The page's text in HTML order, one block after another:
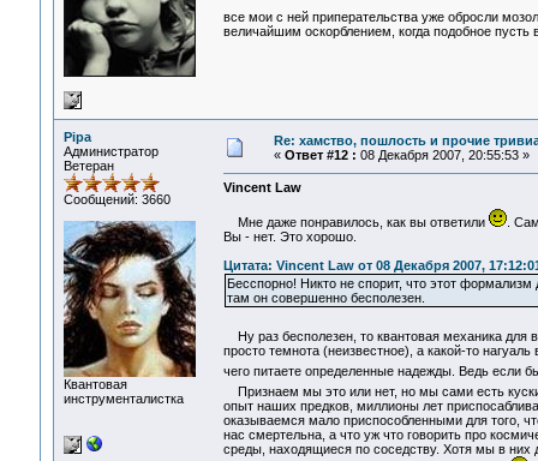
все мои с ней приперательства уже обросли
величайшим оскорблением, когда подобное пусть
Pipa
Администратор
Ветеран
Сообщений: 3660
Квантовая
инструменталистка
Re: хамство, пошлость и прочие
« Ответ #12 : 08 Декабря 2007, 20:55:53 »
Vincent Law
Мне даже понравилось, как вы ответили
.
Вы - нет. Это хорошо.
Цитата: Vincent Law от 08 Декабря 2007,
Бесспорно! Никто не спорит, что этот
там он совершенно бесполезен.
Ну раз бесполезен, то квантовая механика для
просто темнота (неизвестное), а какой-то
чего питаете определенные надежды. Ведь если
Признаем мы это или нет, но мы сами есть
опыт наших предков, миллионы лет
оказываемся мало приспособленными для того,
нас смертельна, а что уж что говорить про
среды, находящиеся по соседству. Хотя мы в